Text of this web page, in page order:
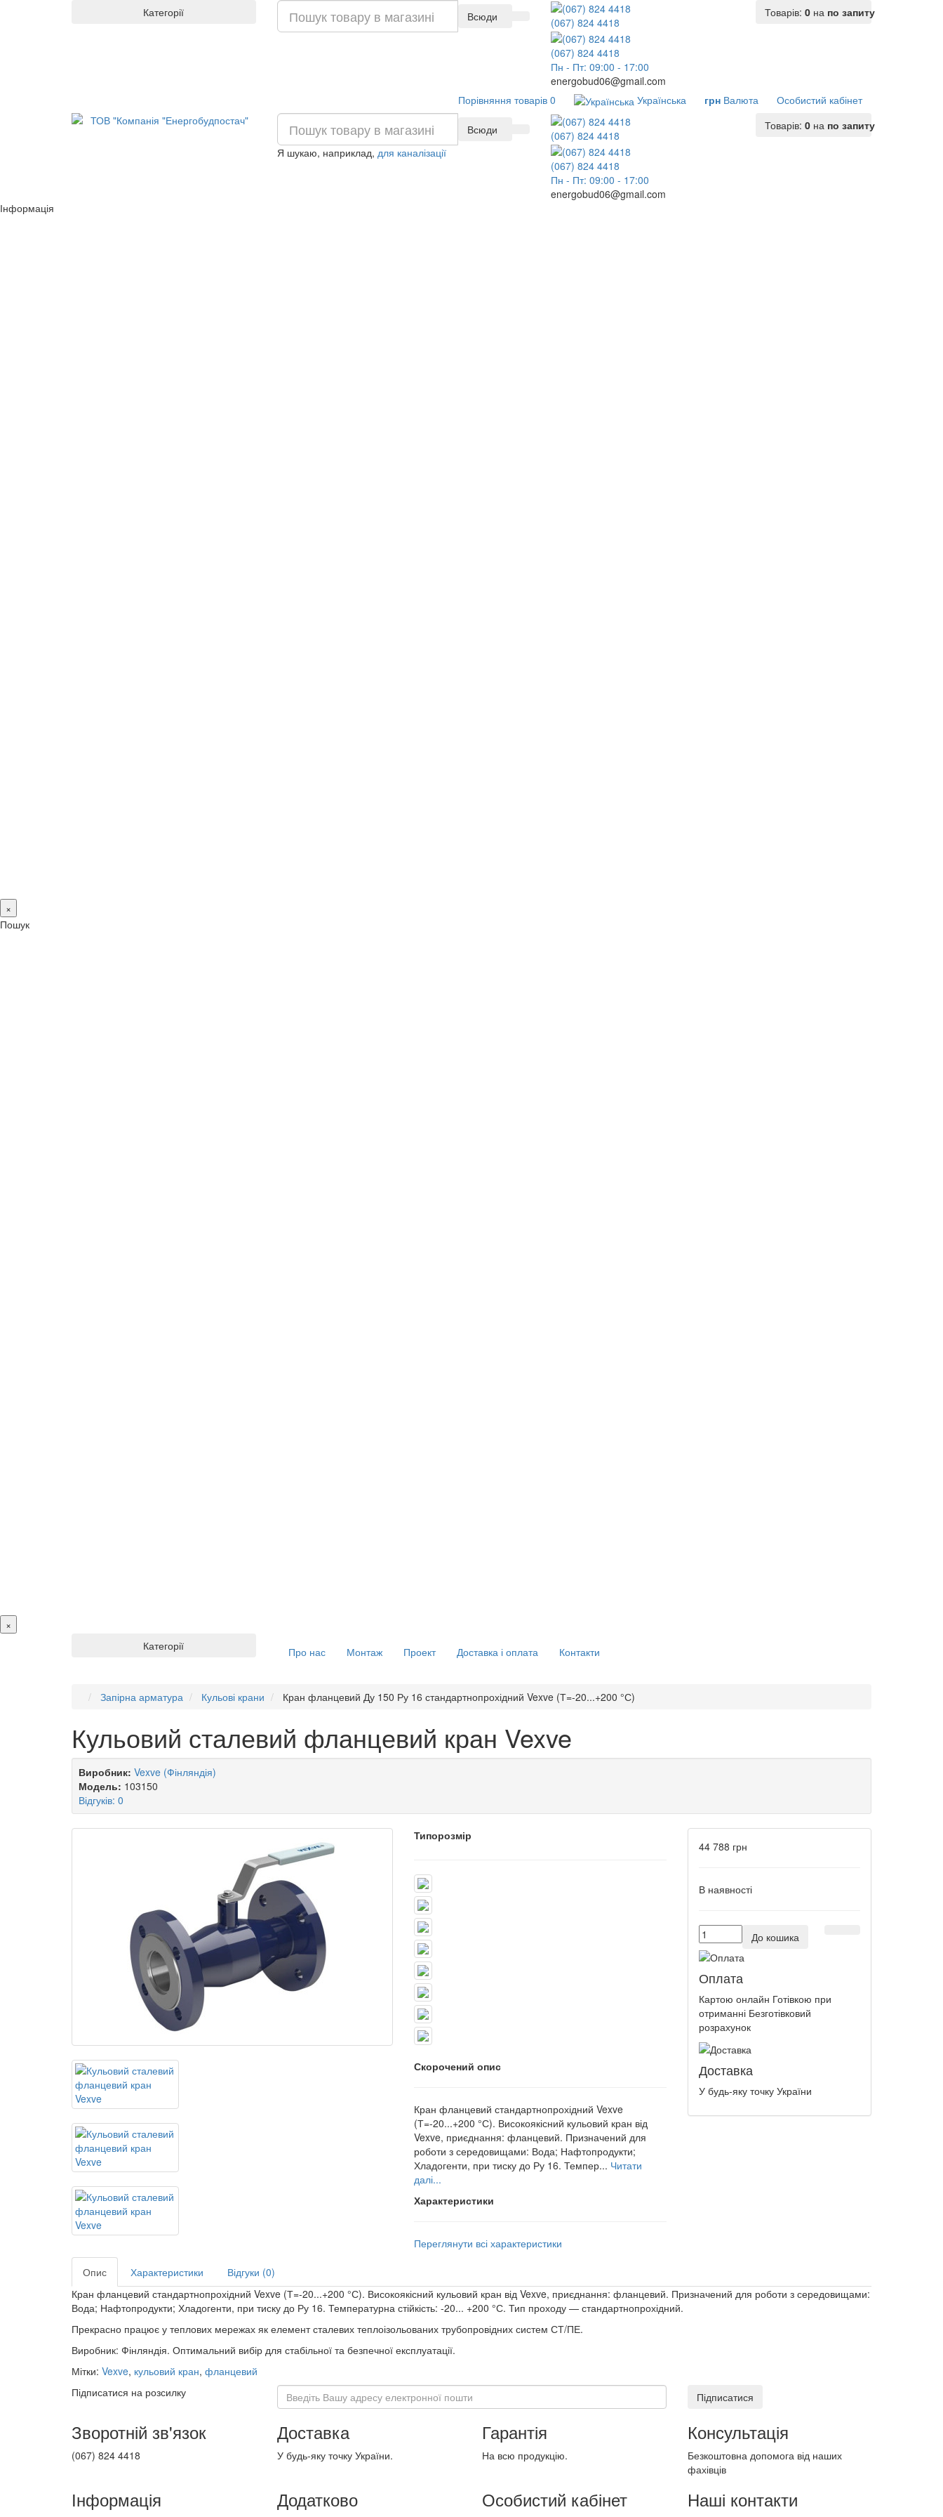
Категорії
(067) 824 4418
(067) 824 4418
Пн - Пт: 09:00 - 17:00
energobud06@gmail.com
Товарів: 0 на по запиту
Всюди
Особистий кабінет
грн Валюта
Українська
Порівняння товарів 0
(067) 824 4418
(067) 824 4418
Пн - Пт: 09:00 - 17:00
energobud06@gmail.com
Товарів: 0 на по запиту
Всюди
Я шукаю, наприклад, для каналізації
Інформація
×
Пошук
×
Категорії
Про нас Монтаж Проект Доставка і оплата Контакти
Запірна арматура Кульові крани Кран фланцевий Ду 150 Ру 16 стандартнопрохідний Vexve (Т=-20...+200 °С)
Кульовий сталевий фланцевий кран Vexve
Виробник: Vexve (Фінляндія)
Модель: 103150
Відгуків: 0
Типорозмір
Скорочений опис
Кран фланцевий стандартнопрохідний Vexve
(Т=-20...+200 °С). Високоякісний кульовий кран від
Vexve, приєднання: фланцевий. Призначений для
роботи з середовищами: Вода; Нафтопродукти;
Хладогенти, при тиску до Ру 16. Темпер... Читати
далі...
Характеристики
Переглянути всі характеристики
44 788 грн
В наявності
До кошика
Оплата
Картою онлайн Готівкою при
отриманні Безготівковий
розрахунок
Доставка
У будь-яку точку України
Опис Характеристики
Відгуки (0)
Кран фланцевий стандартнопрохідний Vexve (Т=-20...+200 °С). Високоякісний кульовий кран від Vexve, приєднання: фланцевий. Призначений для роботи з середовищами:
Вода; Нафтопродукти; Хладогенти, при тиску до Ру 16. Температурна стійкість: -20... +200 °С. Тип проходу — стандартнопрохідний.
Прекрасно працює у теплових мережах як елемент сталевих теплоізольованих трубопровідних систем СТ/ПЕ.
Виробник: Фінляндія. Оптимальний вибір для стабільної та безпечної експлуатації.
Мітки: Vexve, кульовий кран, фланцевий
Підписатися на розсилку
Підписатися
Зворотній зв'язок
(067) 824 4418
Доставка
У будь-яку точку України.
Гарантія
На всю продукцію.
Консультація
Безкоштовна допомога від наших
фахівців
Інформація Додатково Особистий кабінет Наші контакти